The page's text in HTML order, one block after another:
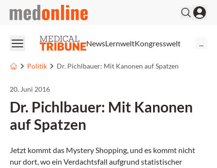
medonline
NewsLernweltKongresswelt
Politik Dr. Pichlbauer: Mit Kanonen auf Spatzen
20. Juni 2016
Dr. Pichlbauer: Mit Kanonen
auf Spatzen
Jetzt kommt das Mystery Shopping, und es kommt nicht
nur dort, wo ein Verdachtsfall aufgrund statistischer